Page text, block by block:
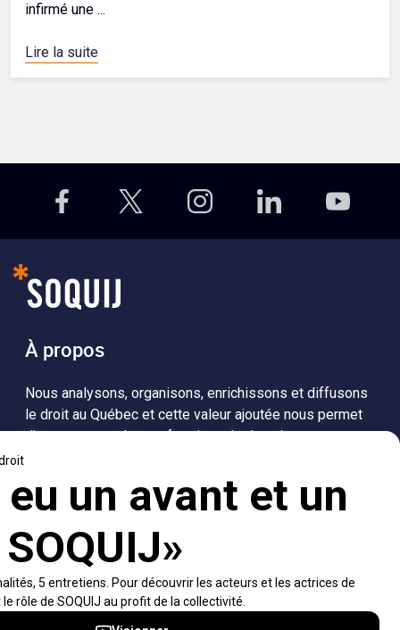
infirmé une ...
Lire la suite
À propos
Nous analysons, organisons, enrichissons et diffusons
le droit au Québec et cette valeur ajoutée nous permet
d’accompagner les professionnels dans leurs
population dans sa compréhension du droit.
Accès rapides
À propos Notifications et fils RSS